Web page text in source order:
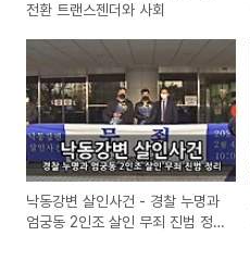
전환 트랜스젠더와 사회
낙동강변 살인사건 - 경찰 누명과
엄궁동 2인조 살인 무죄 진범 정